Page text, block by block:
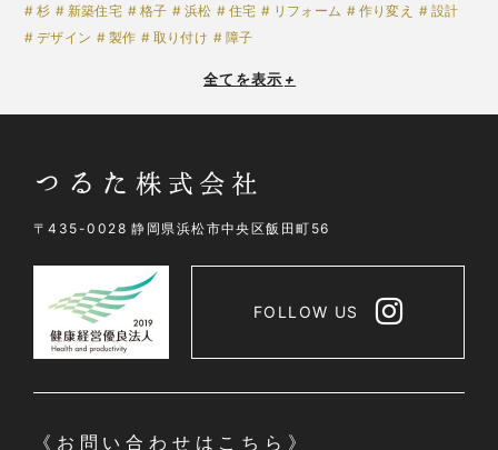
杉 新築住宅 格子 浜松 住宅 リフォーム 作り変え
設計
デザイン
製作 取り付け 障子
全てを表示 +
〒435-0028 静岡県浜松市中央区飯田町56
FOLLOW US
《お問い合わせはこちら》